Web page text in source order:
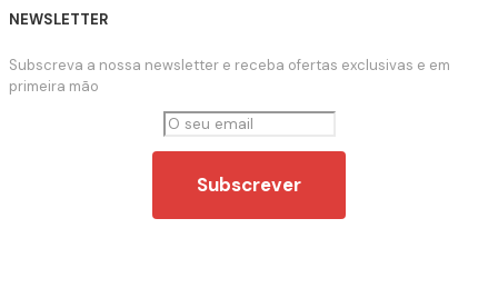
NEWSLETTER
Subscreva a nossa newsletter e receba ofertas exclusivas e em
primeira mão